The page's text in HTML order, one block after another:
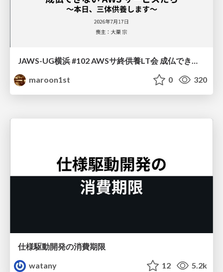
JAWS-UG横浜 #102 AWSサ終供養LT会 成仏できない AWS サービスたち 〜本日、三体供養します〜
maroon1st
0 320
仕様駆動開発の消費期限
watany
12 5.2k